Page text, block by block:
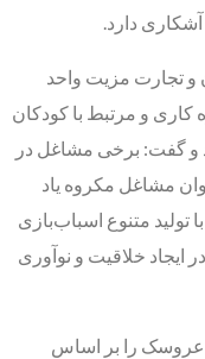
دارد.
تجارت مزیت واحد
کاری و مرتبط با کودکان
و گفت: برخی مشاغل در
مشاغل مکروه یاد
متنوع اسباب‌بازی
ایجاد خلاقیت و نوآوری
عروسک را بر اساس